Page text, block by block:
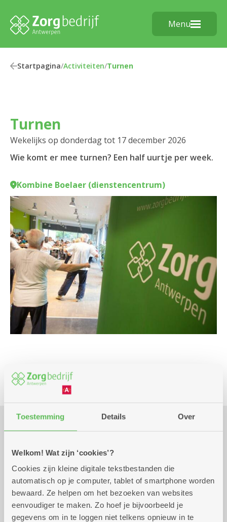
Toestemming Details Over
Welkom! Wat zijn ‘cookies’?
Cookies zijn kleine digitale tekstbestanden die
automatisch op je computer, tablet of smartphone worden
bewaard. Ze helpen om het bezoeken van websites
eenvoudiger te maken. Zo hoef je bijvoorbeeld je
gegevens om in te loggen niet telkens opnieuw in te
Menu
Startpagina/Activiteiten/Turnen
Turnen
Wekelijks op donderdag tot 17 december 2026
Wie komt er mee turnen? Een half uurtje per week.
Kombine Boelaer (dienstencentrum)
Beweging
Wekelijks op donderdag tot 17
december 2026
09.00 uur tot
09.30 uur
1,50 euro
15 euro (10-beurtenkaart)